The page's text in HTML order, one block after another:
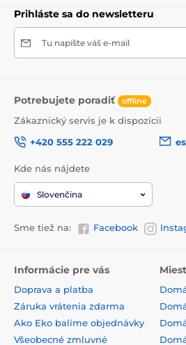
Prihláste sa do newsletteru
Tu napíšte váš e-mail
Potrebujete poradiť offline
Zákaznický servis je k dispozícii
+420 555 222 029
Kde nás nájdete
Slovenčina
Sme tiež na: Facebook
Informácie pre vás
Doprava a platba
Záruka vrátenia zdarma
Ako Eko balíme objednávky
Všeobecné zmluvné